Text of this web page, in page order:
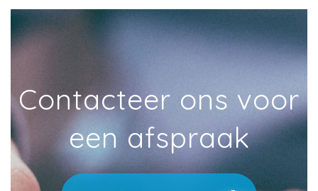
Contacteer ons voor
een afspraak